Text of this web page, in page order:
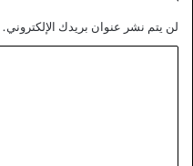
لن يتم نشر عنوان بريدك الإلكتروني.